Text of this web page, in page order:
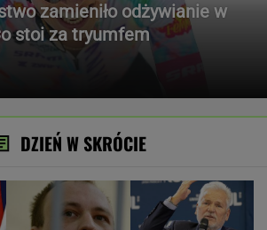
zamieniło odżywianie w
stoi za tryumfem
DZIEŃ W SKRÓCIE